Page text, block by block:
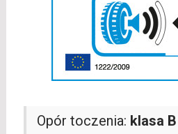
Opór toczenia: klasa B